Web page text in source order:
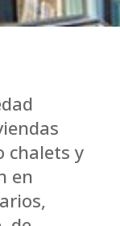
chalets y
en